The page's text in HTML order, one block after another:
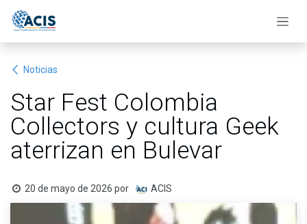
Noticias
Star Fest Colombia
Collectors y cultura Geek
aterrizan en Bulevar
20 de mayo de 2026 por ACIS